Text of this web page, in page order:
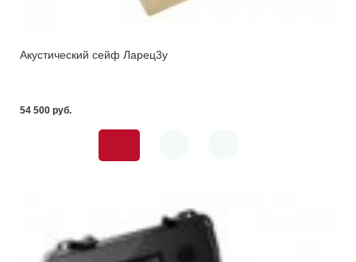
Акустический сейф Ларец3у
54 500 pуб.